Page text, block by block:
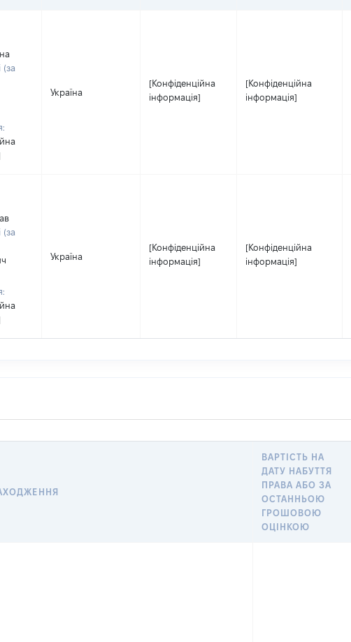
(за
Україна
[Конфіденційна
інформація]
[Конфіденційна
інформація]
(за
Україна
[Конфіденційна
інформація]
[Конфіденційна
інформація]
ВАРТІСТЬ НА
ДАТУ НАБУТТЯ
ПРАВА АБО ЗА
ОСТАННЬОЮ
ГРОШОВОЮ
ОЦІНКОЮ